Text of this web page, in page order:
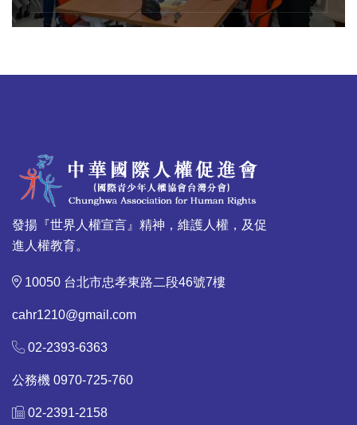
發揚『世界人權宣言』精神，維護人權，及促
進人權教育。
10050 台北市忠孝東路二段46號7樓
cahr1210@gmail.com
02-2393-6363
公務機 0970-725-760
02-2391-2158